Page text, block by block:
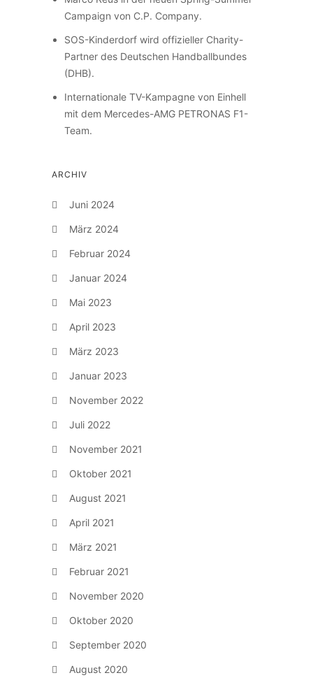
Campaign von C.P. Company.
SOS-Kinderdorf wird offizieller Charity-
Partner des Deutschen Handballbundes
(DHB).
Internationale TV-Kampagne von Einhell
mit dem Mercedes-AMG PETRONAS F1-
Team.
ARCHIV
Juni 2024
März 2024
Februar 2024
Januar 2024
Mai 2023
April 2023
März 2023
Januar 2023
November 2022
Juli 2022
November 2021
Oktober 2021
August 2021
April 2021
März 2021
Februar 2021
November 2020
Oktober 2020
September 2020
August 2020